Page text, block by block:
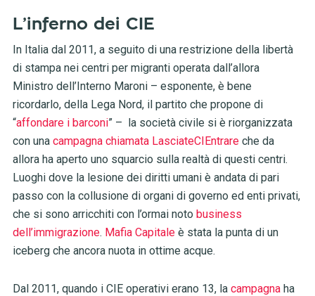
L’inferno dei CIE
In Italia dal 2011, a seguito di una restrizione della libertà
di stampa nei centri per migranti operata dall’allora
Ministro dell’Interno Maroni – esponente, è bene
ricordarlo, della Lega Nord, il partito che propone di
“affondare i barconi” – la società civile si è riorganizzata
con una campagna chiamata LasciateCIEntrareche da
allora ha aperto uno squarcio sulla realtà di questi centri.
Luoghi dove la lesione dei diritti umani è andata di pari
passo con la collusione di organi di governo ed enti privati,
che si sono arricchiti con l’ormai noto business
dell’immigrazione. Mafia Capitaleè stata la punta di un
iceberg che ancora nuota in ottime acque.
Dal 2011, quando i CIE operativi erano 13, la campagna ha